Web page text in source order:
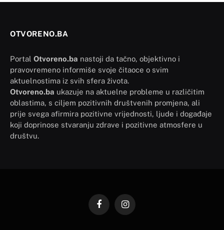
OTVORENO.BA
Portal Otvoreno.ba nastoji da tačno, objektivno i
pravovremeno informiše svoje čitaoce o svim
aktuelnostima iz svih sfera života.
Otvoreno.ba ukazuje na aktuelne probleme u različitim
oblastima, s ciljem pozitivnih društvenih promjena, ali
prije svega afirmira pozitivne vrijednosti, ljude i događaje
koji doprinose stvaranju zdrave i pozitivne atmosfere u
društvu.
FacebookInstagram